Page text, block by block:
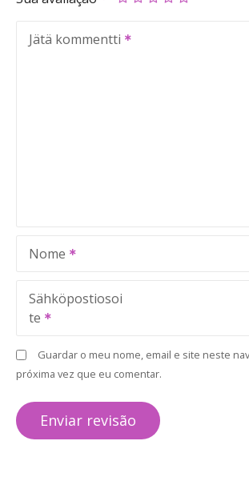
Jätä kommentti
Nome
Sähköpostiosoi
te
Guardar o meu nome, email e site neste
próxima vez que eu comentar.